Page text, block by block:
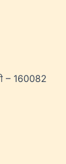
– 160082